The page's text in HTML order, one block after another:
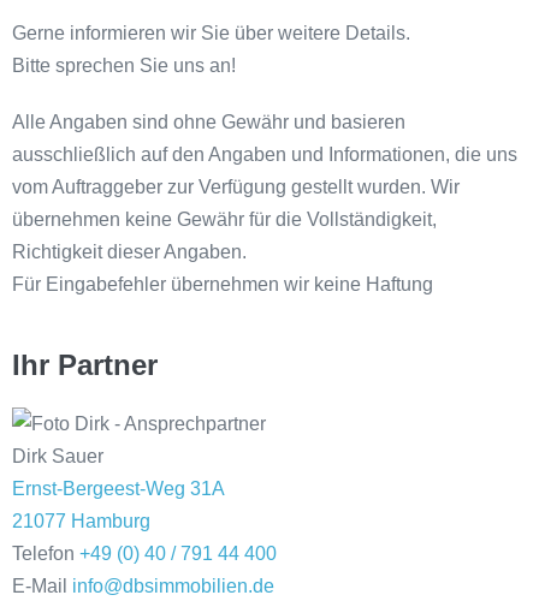
Gerne informieren wir Sie über weitere Details.
Bitte sprechen Sie uns an!
Alle Angaben sind ohne Gewähr und basieren
ausschließlich auf den Angaben und Informationen, die uns
vom Auftraggeber zur Verfügung gestellt wurden. Wir
übernehmen keine Gewähr für die Vollständigkeit,
Richtigkeit dieser Angaben.
Für Eingabefehler übernehmen wir keine Haftung
Ihr Partner
Dirk Sauer
Ernst-Bergeest-Weg 31A
21077 Hamburg
Telefon +49 (0) 40 / 791 44 400
E-Mail info@dbsimmobilien.de